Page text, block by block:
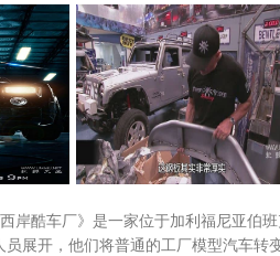
岸酷车厂》是一家位于加利福尼亚伯
展开，他们将普通的工厂模型汽车